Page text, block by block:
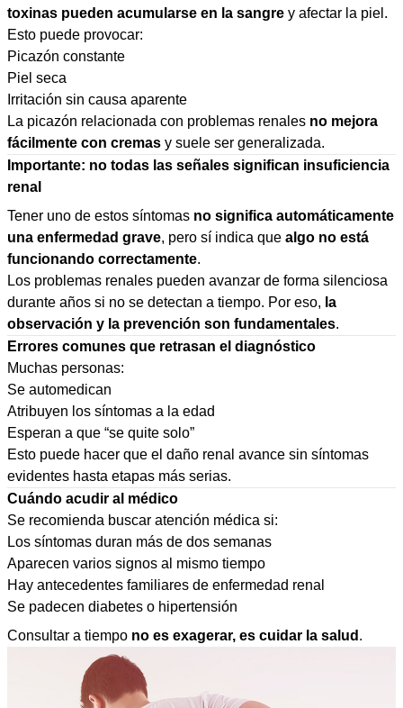
toxinas pueden acumularse en la sangre y afectar la piel.
Esto puede provocar:
Picazón constante
Piel seca
Irritación sin causa aparente
La picazón relacionada con problemas renales no mejora
fácilmente con cremas y suele ser generalizada.
Importante: no todas las señales significan insuficiencia
renal
Tener uno de estos síntomas no significa automáticamente
una enfermedad grave, pero sí indica que algo no está
funcionando correctamente.
Los problemas renales pueden avanzar de forma silenciosa
durante años si no se detectan a tiempo. Por eso, la
observación y la prevención son fundamentales.
Errores comunes que retrasan el diagnóstico
Muchas personas:
Se automedican
Atribuyen los síntomas a la edad
Esperan a que “se quite solo”
Esto puede hacer que el daño renal avance sin síntomas
evidentes hasta etapas más serias.
Cuándo acudir al médico
Se recomienda buscar atención médica si:
Los síntomas duran más de dos semanas
Aparecen varios signos al mismo tiempo
Hay antecedentes familiares de enfermedad renal
Se padecen diabetes o hipertensión
Consultar a tiempo no es exagerar, es cuidar la salud .